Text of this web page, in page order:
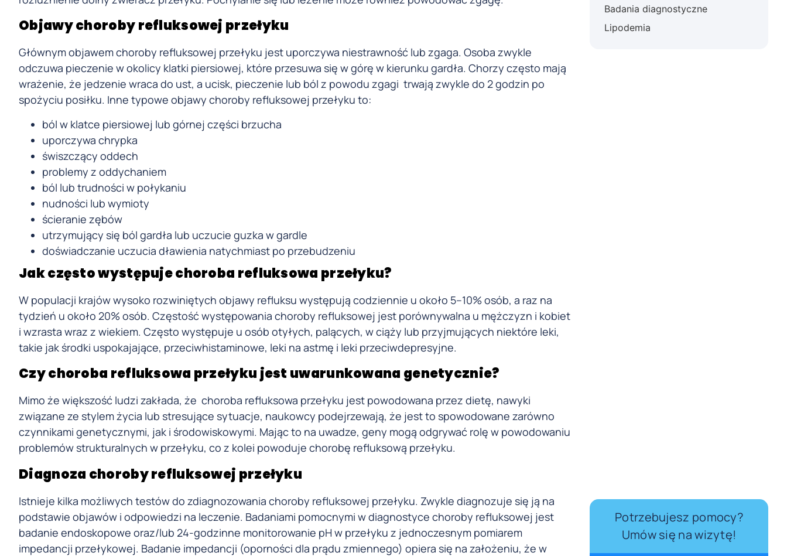
Objawy choroby refluksowej przełyku
Głównym objawem choroby refluksowej przełyku jest uporczywa niestrawność lub zgaga. Osoba zwykle
odczuwa pieczenie w okolicy klatki piersiowej, które przesuwa się w górę w kierunku gardła. Chorzy często mają
wrażenie, że jedzenie wraca do ust, a ucisk, pieczenie lub ból z powodu zgagi trwają zwykle do 2 godzin po
spożyciu posiłku. Inne typowe objawy choroby refluksowej przełyku to:
ból w klatce piersiowej lub górnej części brzucha
uporczywa chrypka
świszczący oddech
problemy z oddychaniem
ból lub trudności w połykaniu
nudności lub wymioty
ścieranie zębów
utrzymujący się ból gardła lub uczucie guzka w gardle
doświadczanie uczucia dławienia natychmiast po przebudzeniu
Jak często występuje choroba refluksowa przełyku?
W populacji krajów wysoko rozwiniętych objawy refluksu występują codziennie u około 5–10% osób, a raz na
tydzień u około 20% osób. Częstość występowania choroby refluksowej jest porównywalna u mężczyzn i kobiet
i wzrasta wraz z wiekiem. Często występuje u osób otyłych, palących, w ciąży lub przyjmujących niektóre leki,
takie jak środki uspokajające, przeciwhistaminowe, leki na astmę i leki przeciwdepresyjne.
Czy choroba refluksowa przełyku jest uwarunkowana genetycznie?
Mimo że większość ludzi zakłada, że ​​ choroba refluksowa przełyku jest powodowana przez dietę, nawyki
związane ze stylem życia lub stresujące sytuacje, naukowcy podejrzewają, że jest to spowodowane zarówno
czynnikami genetycznymi, jak i środowiskowymi. Mając to na uwadze, geny mogą odgrywać rolę w powodowaniu
problemów strukturalnych w przełyku, co z kolei powoduje chorobę refluksową przełyku.
Diagnoza choroby refluksowej przełyku
Istnieje kilka możliwych testów do zdiagnozowania choroby refluksowej przełyku. Zwykle diagnozuje się ją na
podstawie objawów i odpowiedzi na leczenie. Badaniami pomocnymi w diagnostyce choroby refluksowej jest
badanie endoskopowe oraz/lub 24-godzinne monitorowanie pH w przełyku z jednoczesnym pomiarem
impedancji przełykowej. Badanie impedancji (oporności dla prądu zmiennego) opiera się na założeniu, że w
Badania diagnostyczne
Lipodemia
Potrzebujesz pomocy?
Umów się na wizytę!